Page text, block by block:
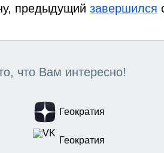
предыдущий завершился
что Вам интересно!
Геократия
Геократия